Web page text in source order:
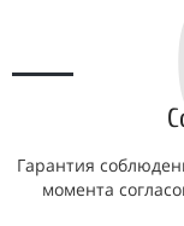
Гарантия
момента